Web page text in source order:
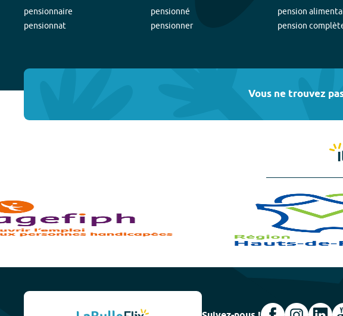
pensionnaire
pensionnat
pensionné
pensionner
pension
pension
Vous ne trouvez